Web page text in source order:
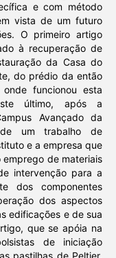
e com método
vista de um futuro
O primeiro artigo
à recuperação de
da Casa do
do prédio da então
funcionou esta
último, após a
Avançado da
um trabalho de
e a empresa que
de materiais
intervenção para a
dos componentes
dos aspectos
edificações e de sua
que se apóia na
de iniciação
pastilhas de Peltier,